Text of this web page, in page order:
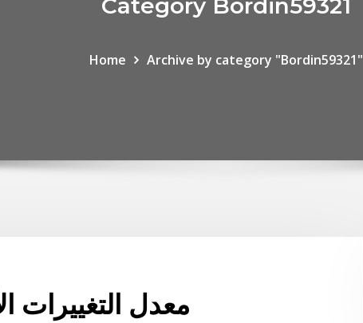
Category Bordin59321
Home Archive by category "Bordin59321"
معدل التغييرات